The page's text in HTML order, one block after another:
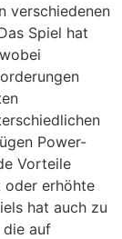
verschiedenen
Spiel hat
Power-
Vorteile
oder erhöhte
hat auch zu
die auf